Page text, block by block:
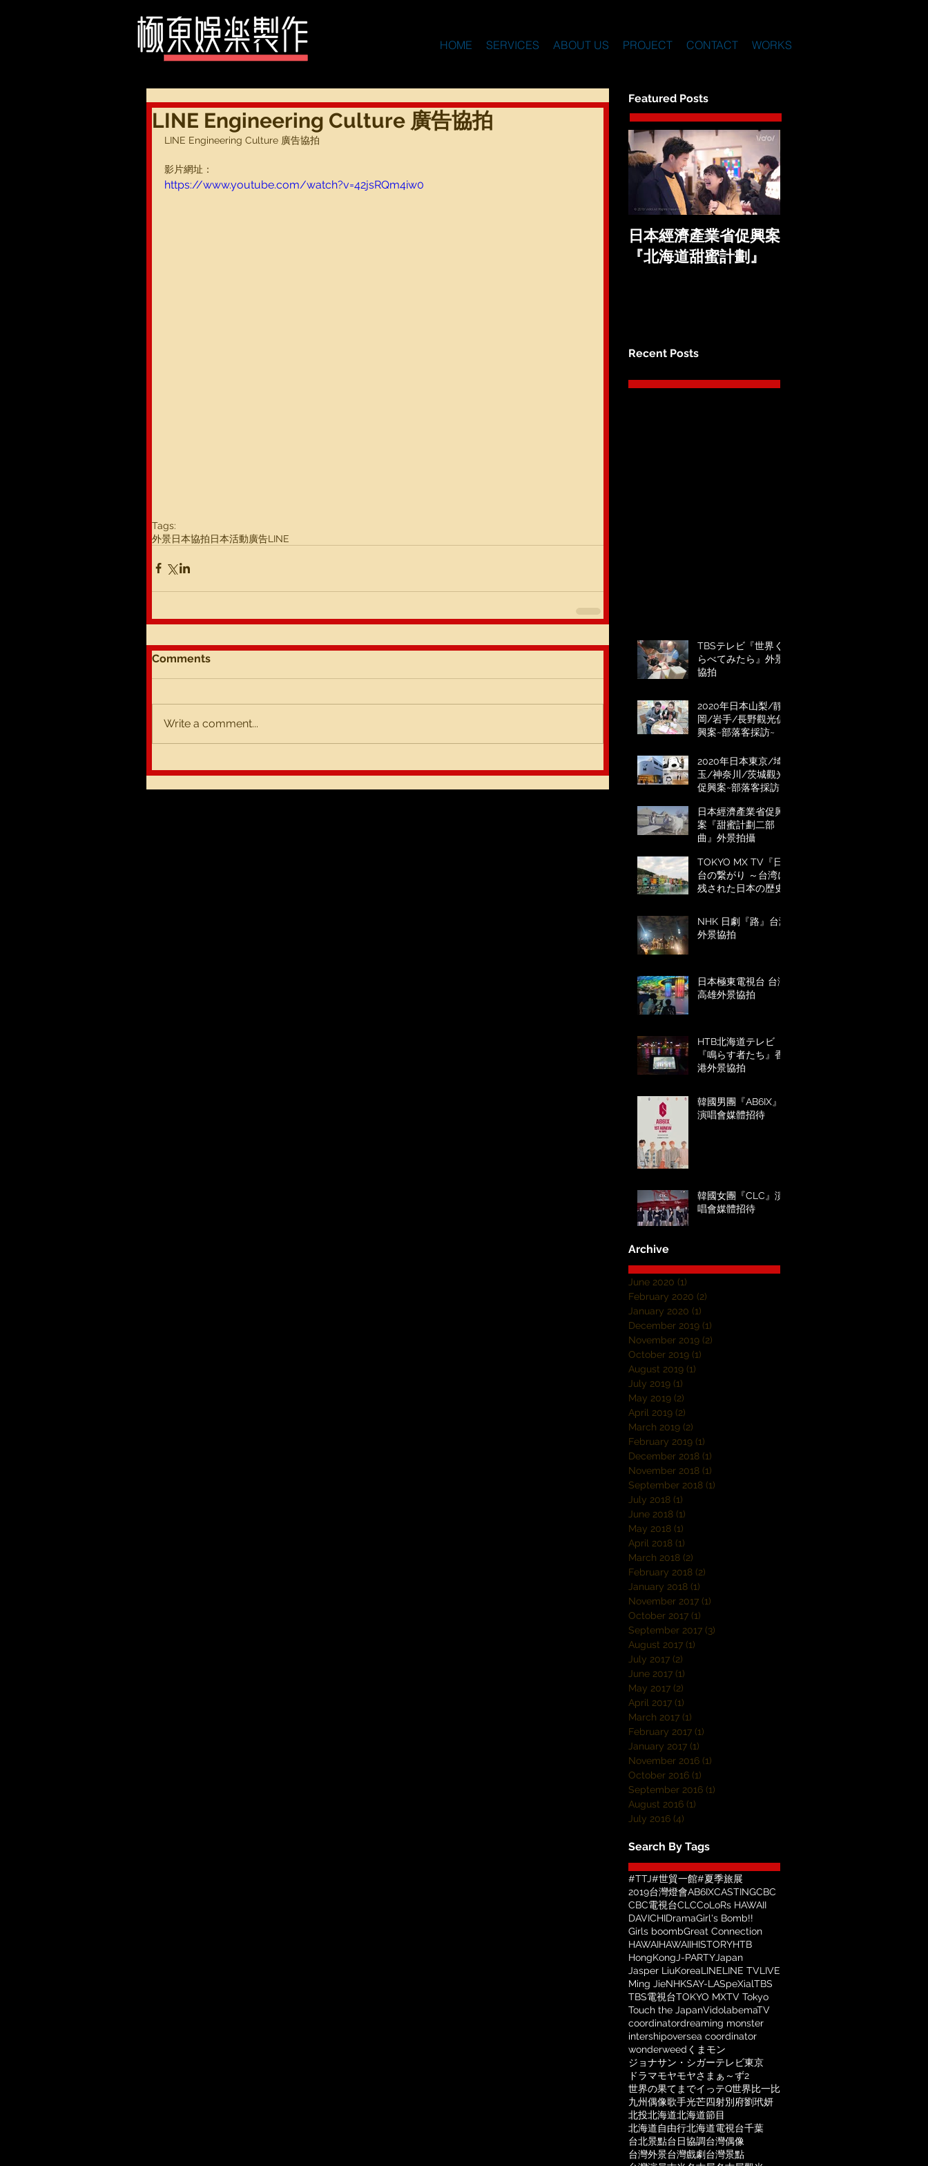
HOME SERVICES ABOUT US PROJECT CONTACT WORKS
LINE Engineering Culture 廣告協拍
LINE Engineering Culture 廣告協拍
影片網址：
https://www.youtube.com/watch?v=42jsRQm4iw0
Tags:
外景日本協拍日本活動廣告LINE
Comments
Write a comment...
Featured Posts
日本經濟產業省促興案
『北海道甜蜜計劃』
Recent Posts
TBSテレビ『世界く
らべてみたら』外景
協拍
2020年日本山梨/靜
岡/岩手/長野觀光促
興案~部落客採訪~
2020年日本東京/埼
玉/神奈川/茨城觀光
促興案~部落客採訪~
日本經濟產業省促興
案『甜蜜計劃二部
曲』外景拍攝
TOKYO MX TV『日
台の繋がり ～台湾に
残された日本の歴史
NHK 日劇『路』台灣
外景協拍
日本極東電視台 台灣
高雄外景協拍
HTB北海道テレビ
『鳴らす者たち』香
港外景協拍
韓國男團『AB6IX』
演唱會媒體招待
韓國女團『CLC』演
唱會媒體招待
Archive
June 2020 (1)
February 2020 (2)
January 2020 (1)
December 2019 (1)
November 2019 (2)
October 2019 (1)
August 2019 (1)
July 2019 (1)
May 2019 (2)
April 2019 (2)
March 2019 (2)
February 2019 (1)
December 2018 (1)
November 2018 (1)
September 2018 (1)
July 2018 (1)
June 2018 (1)
May 2018 (1)
April 2018 (1)
March 2018 (2)
February 2018 (2)
January 2018 (1)
November 2017 (1)
October 2017 (1)
September 2017 (3)
August 2017 (1)
July 2017 (2)
June 2017 (1)
May 2017 (2)
April 2017 (1)
March 2017 (1)
February 2017 (1)
January 2017 (1)
November 2016 (1)
October 2016 (1)
September 2016 (1)
August 2016 (1)
July 2016 (4)
Search By Tags
#TTJ#世貿一館#夏季旅展
2019台灣燈會AB6IXCASTINGCBC
CBC電視台CLCCoLoRs HAWAII
DAVICHIDramaGirl's Bomb!!
Girls boombGreat Connection
HAWAIHAWAIIHISTORYHTB
HongKong J-PARTYJapan
Jasper LiuKoreaLINELINE TVLIVE
Ming JieNHKSAY-LASpeXialTBS
TBS電視台TOKYO MXTV Tokyo
Touch the JapanVidolabemaTV
coordinatordreaming monster
intershipoversea coordinator
wonderweed くまモン
ジョナサン・シガーテレビ東京
ドラマモヤモヤさまぁ～ず2
世界の果てまでイっテQ世界比一比
九州偶像歌手光芒四射別府劉玳妍
北投北海道北海道節目
北海道自由行北海道電視台千葉
台北景點台日協調台灣偶像
台灣外景台灣戲劇 台灣景點